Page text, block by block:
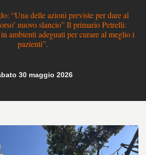
“Una delle azioni previste per dare al
nuovo slancio” Il primario Petrelli:
ambienti adeguati per curare al meglio i
pazienti”.
30 maggio 2026